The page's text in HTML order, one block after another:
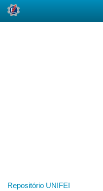
Repositório UNIFEI